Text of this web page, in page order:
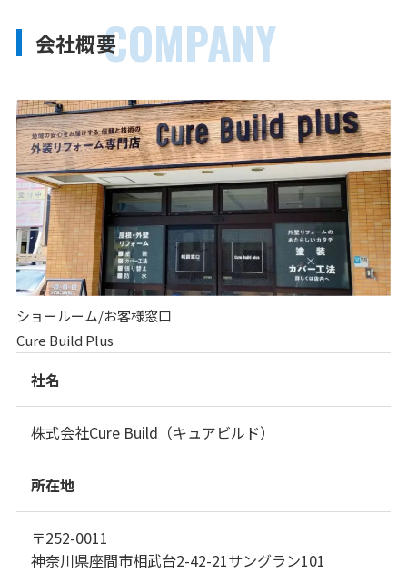
COMPANY
会社概要
ショールーム/お客様窓口
Cure Build Plus
社名
株式会社Cure Build（キュアビルド）
所在地
〒252-0011
神奈川県座間市相武台2-42-21サングラン101